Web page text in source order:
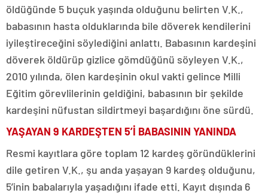
öldüğünde 5 buçuk yaşında olduğunu belirten V.K.,
babasının hasta olduklarında bile döverek kendilerini
iyileştireceğini söylediğini anlattı. Babasının kardeşini
döverek öldürüp gizlice gömdüğünü söyleyen V.K.,
2010 yılında, ölen kardeşinin okul vakti gelince Milli
Eğitim görevlilerinin geldiğini, babasının bir şekilde
kardeşini nüfustan sildirtmeyi başardığını öne sürdü.
YAŞAYAN 9 KARDEŞTEN 5’İ BABASININ YANINDA
Resmi kayıtlara göre toplam 12 kardeş göründüklerini
dile getiren V.K., şu anda yaşayan 9 kardeş olduğunu,
5’inin babalarıyla yaşadığını ifade etti. Kayıt dışında 6